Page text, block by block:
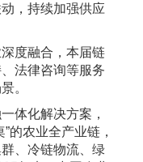
，持续加强供应
度融合，本届链
法律咨询等服务
。
体化解决方案，
的农业全产业链，
、冷链物流、绿